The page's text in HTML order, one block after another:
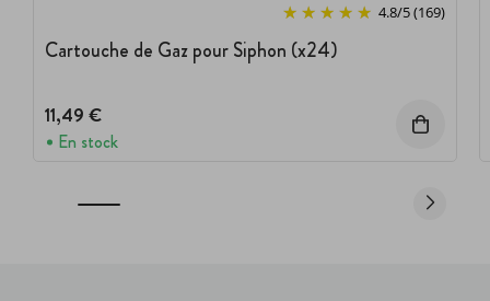
4.8/5(169)
Cartouche de Gaz pour Siphon (x24)
11,49 €
En stock